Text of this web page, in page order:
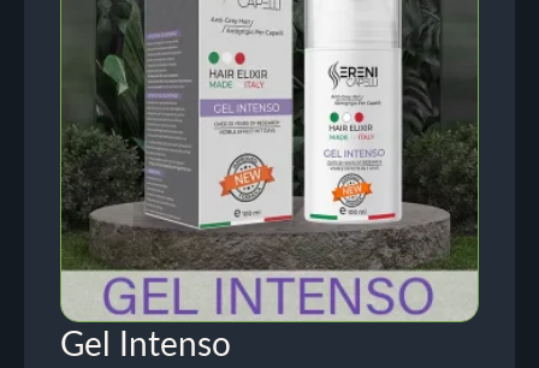
Gel Intenso